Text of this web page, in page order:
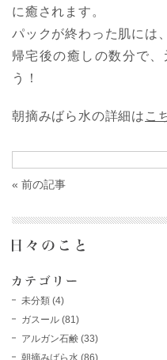
に癒されます。
パックが終わった肌には
帰宅後の癒しの数分で
う！
朝摘みばら水の詳細は こ
« 前の記事
未分類 (4)
ガスール (81)
アルガン石鹸 (33)
朝摘みばら水 (86)